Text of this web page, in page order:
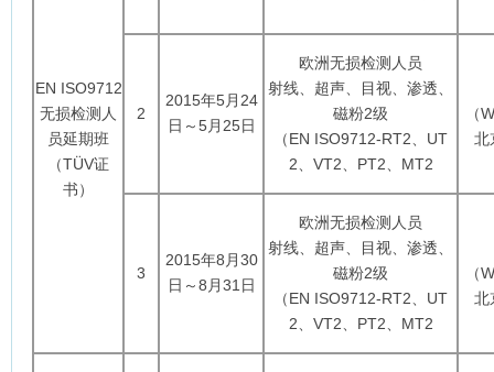
EN ISO9712
无损检测人
员延期班
（TÜV证
书）
2
2015年5月24
日～5月25日
欧洲无损检测人员
射线、超声、目视、渗透、
磁粉2级
（EN ISO9712-RT2、UT
2、VT2、PT2、MT2
（
北
3
2015年8月30
日～8月31日
欧洲无损检测人员
射线、超声、目视、渗透、
磁粉2级
（EN ISO9712-RT2、UT
2、VT2、PT2、MT2
（
北